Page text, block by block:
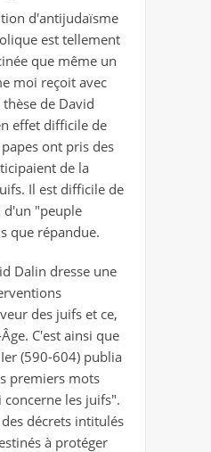
d'antijudaïsme
est tellement
que même un
moi reçoit avec
de David
effet difficile de
ont pris des
de la
Il est difficile de
d'un "peuple
que répandue.
Dalin dresse une
des juifs et ce,
C'est ainsi que
(590-604) publia
premiers mots
les juifs".
décrets intitulés
à protéger